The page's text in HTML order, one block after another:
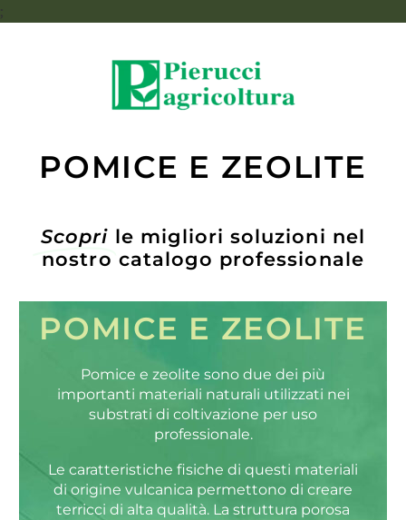
;
POMICE E ZEOLITE
Scopri le migliori soluzioni nel
nostro catalogo professionale
POMICE E ZEOLITE
Pomice e zeolite sono due dei più
importanti materiali naturali utilizzati nei
substrati di coltivazione per uso
professionale.
Le caratteristiche fisiche di questi materiali
di origine vulcanica permettono di creare
terricci di alta qualità. La struttura porosa